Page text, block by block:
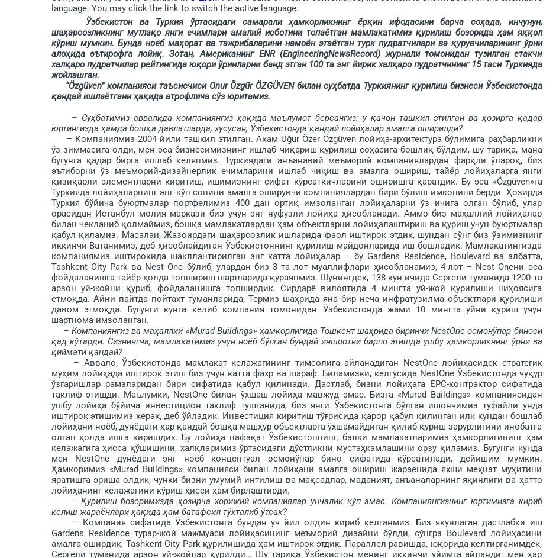
language. You may click the link to switch the active language.
Ўзбекистон ва Туркия ўртасидаги самарали ҳамкорликнинг ёрқин ифодасини барча соҳада, инчунун,
шаҳарсозликнинг мутлақо янги ечимлари амалий исботини топаётган мамлакатимиз қурилиш бозорида ҳам яққол
кўриш мумкин. Бунда ноёб маҳорат ва тажрибаларини намоён этаётган турк пудратчилари ва қурув­чиларининг ўрни
алоҳида эътирофга лойиқ. Зотан, Американинг ENR (EngineeringNewsRecord) журнали томонидан тузилган етакчи
халқаро пудратчилар рейтингида юқори ўринларни банд этган 100 та энг йирик халқаро пудратчининг 15 таси Туркияда
жойлашган.
“Özgüven” компанияси таъсисчиси Onur Özgür ÖZGÜVEN билан суҳбатда Туркиянинг қури­лиш бизнеси Ўзбекистонда
қандай ишлаётгани ҳақида атрофлича сўз юритамиз.
– Суҳбатимиз аввалида компаниянгиз ҳақида маълумот берсангиз: у қачон ташкил этилган ва ҳозирга қадар
юртингизда ҳамда бошқа давлатларда, хусусан, Ўзбекистонда қандай лойиҳалар амал­га оширилди?
– Компаниямиз 2004 йили ташкил этилган. Акам Uğur Özer Özgüven лойиҳа-архитектура бўлимига раҳ­барликни
ўз зиммасига олди, мен эса бизнесимизнинг ишлаб чиқариш-қу­рилиш соҳасига бошлиқ бўлдим, шу тариқа, мана
бугунга қадар бирга ишлаб келяпмиз. Туркиядаги анъанавий меъморий компаниялардан фарқли ўлароқ, биз
эътиборни ўз меъморий-дизайнерлик ечимларини ишлаб чиқиш ва амалга ошириш, тайёр лойиҳаларга янги
қизиқарли элементларни киритиш, ишимизнинг сифат кўрсаткичларини оширишга қаратдик. Бу эса «Özgüven»га
Туркия­да лойиҳа­ларнинг энг кўп сонини амалга оширувчи компаниялардан бири бўлиш имконини берди. Ҳо­зирда
Туркия бўйича буюртмалар портфелимиз 400 дан ортиқ имзоланган лойиҳа­ларни ўз ичига олган бўлиб, улар
орасидан Истанбул молия маркази биз учун энг нуфузли лойиҳа ҳисоб­ланади. Аммо биз ма­ҳаллий лойиҳалар
билан чекланиб қолмай­миз, бошқа мамлакатлардан ҳам объектларни лойиҳалаштириш ва қуриш учун буюртмалар
қабул қиламиз. Масалан, Жазоирдаги ша­ҳарсозлик ишларида фаол иштирок этдик, шундан сўнг биз ўзимизнинг
иккинчи Ватанимиз, деб ҳисоблай­диган Ўзбекистоннинг қурилиш майдонларида иш бошладик. Мамлакатингизда
компаниямиз иш­ти­рокида шакллантирилган энг катта лойиҳалар – бу Gardens Residence, Boulevard ва албатта,
Tashkent City Park ва Nest One бўлиб, улардан биз 3 та лот муаллифлари ҳисобланамиз, 4-лот – Nest Oneни эса
фойдаланишга тайёр ҳолда топшириш шартларида қу­раяпмиз. Шунингдек, 138 кун ичида Сергели туманида 1200 та
арзон уй-жойни қуриб, фойдаланишга топширдик, Сирдарё вилоятида 4 мингта уй-жой қурилиши ниҳоясига
етмоқда. Айни пайтда пойтахт туманларида, Термиз шаҳрида яна бир неча инфратузилма объектлари қу­рилиши
давом этмоқда. Бугунги кунга келиб компания томонидан Ўзбекистонда жами 10 мингта уйни қуриш учун
шартнома имзоланган.
– Компаниянгиз ва маҳаллий «Murad Buildings» ҳамкорлигида Тошкент шаҳрида биринчи NestOne осмонўпар биноси
қад кўтарди. Сизнингча, мамлакатимиз учун ноёб бўлган бундай иншоотни барпо этишда ушбу ҳамкорликнинг ўрни ва
қиймати қандай?
– Аввало, Ўзбекистонда мамлакат келажагининг тимсолига айланадиган NestOne лойиҳасидек стратегик
муҳим лойи­ҳада иштирок этиш биз учун катта фахр ва шараф. Биламизки, келгусида NestOne Ўзбекистонда чуқур
ўзгаришлар рамзларидан бири сифатида қабул қилинади. Даст­лаб, бизни лойиҳага ЕРC-контрактор сифатида
таклиф этишди. Маълумки, NestOne билан ўхшаш лойиҳа мавжуд эмас. Бизга «Murad Buildings» компаниясидан
ушбу лойиҳа бўйича инвестицион таклиф тушганида, биз янги Ўзбекистонга бўлган ишончимиз туфайли унда
иштирок этишимиз керак, деб ўйладик. Инвестиция киритиш тўғрисида қарор қабул қилинган илк кундан бошлаб
лойиҳани ноёб, дунёдаги ҳар қандай бошқа машҳур объектларга ўхшамайдиган қилиб қуриш зарурлигини инобатга
олган ҳолда ишга киришдик. Бу лойиҳа нафақат Ўзбекистоннинг, балки мамлакатларимиз ҳамкорлигининг ҳам
келажагига ҳисса қўшишини, халқ­ларимиз ўртасидаги дўстликни мус­таҳкамлашини орзу қиламиз. Бугунги кунда
мен NestOne дунёдаги энг ноёб концептуал осмонўпар бино сифатида кўрсатилади, дейишим мумкин.
Ҳамкоримиз «Murad Buildings» компанияси билан лойиҳа­ни амалга ошириш жараёнида яхши меҳнат муҳитини
яратишга эриша олдик, чунки бизни умумий интилиш ва мақсадлар, маданият, анъаналарнинг яқинлиги ва ҳатто
лойиҳанинг келажагини кўриш ҳисси ҳам бир­лаштирди.
– Қурилиш бозоримизда ҳозирча хорижий компаниялар унчалик кўп эмас. Компаниянгизнинг юртимизга кириб
келиш жараёнлари ҳақида ҳам батафсил тўхталиб ўтсак?
– Компания сифатида Ўзбекистонга бундан уч йил олдин кириб келганмиз. Биз якунлаган дастлабки иш
Gardens Residence турар-жой маж­муаси лойиҳасининг меъморий дизайни бўлди, сўнгра Boulevard ло­йиҳасини
амалга оширдик, Tashkent City Park қурилишида ҳам иштирок этдик. Параллел равишда, юқорида келтирганимдек,
Сергели туманида арзон уй-жойлар қурилди… Шу та­риқа Ўзбекистон менинг иккинчи уйимга айланди: мен ҳар